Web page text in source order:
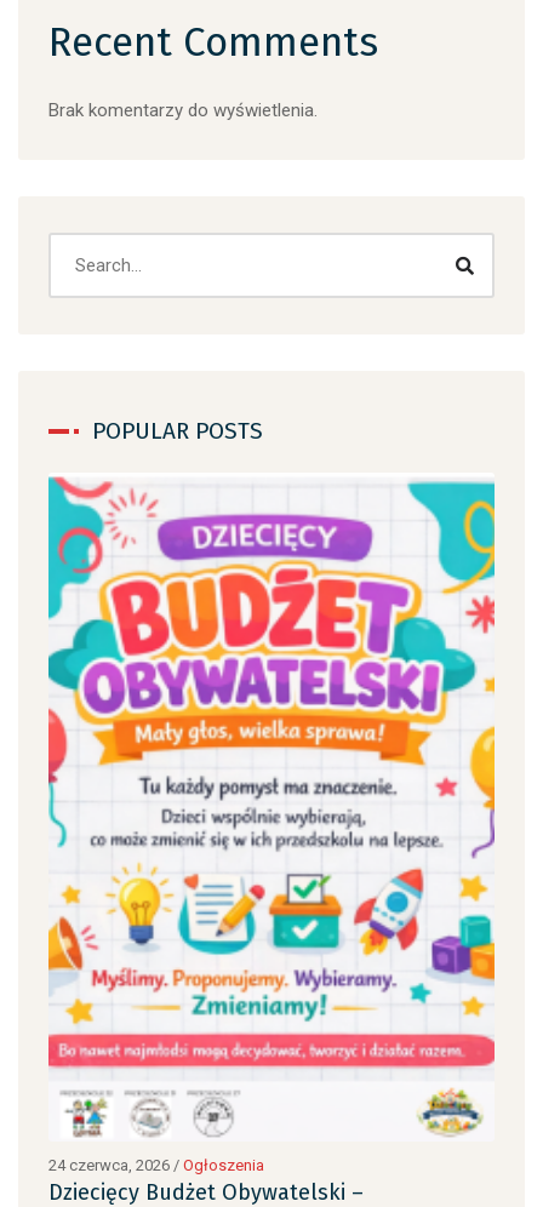
Recent Comments
Brak komentarzy do wyświetlenia.
POPULAR POSTS
24 czerwca, 2026 / Ogłoszenia
Dziecięcy Budżet Obywatelski –